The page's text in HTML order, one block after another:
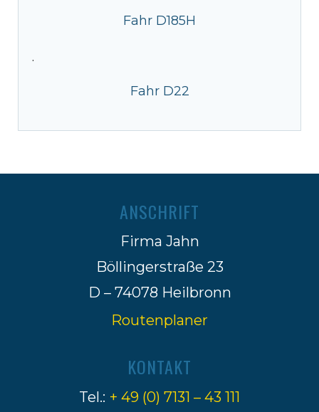
Fahr D185H
·
Fahr D22
ANSCHRIFT
Firma Jahn
Böllingerstraße 23
D – 74078 Heilbronn
Routenplaner
KONTAKT
Tel.: + 49 (0) 7131 – 43 111